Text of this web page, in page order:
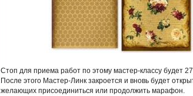
Стоп для приема работ по этому мастер-классу будет
После этого Мастер-Линк закроется и вновь будет
желающих присоединиться или продолжить марафон.